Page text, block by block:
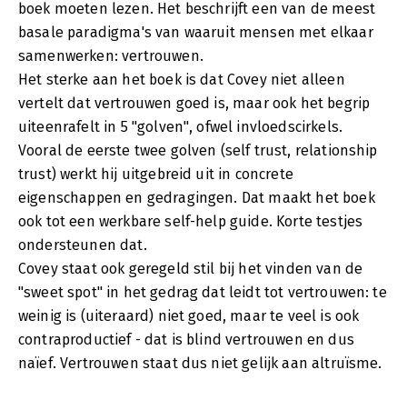
boek moeten lezen. Het beschrijft een van de meest
basale paradigma's van waaruit mensen met elkaar
samenwerken: vertrouwen.
Het sterke aan het boek is dat Covey niet alleen
vertelt dat vertrouwen goed is, maar ook het begrip
uiteenrafelt in 5 "golven", ofwel invloedscirkels.
Vooral de eerste twee golven (self trust, relationship
trust) werkt hij uitgebreid uit in concrete
eigenschappen en gedragingen. Dat maakt het boek
ook tot een werkbare self-help guide. Korte testjes
ondersteunen dat.
Covey staat ook geregeld stil bij het vinden van de
"sweet spot" in het gedrag dat leidt tot vertrouwen: te
weinig is (uiteraard) niet goed, maar te veel is ook
contraproductief - dat is blind vertrouwen en dus
naïef. Vertrouwen staat dus niet gelijk aan altruïsme.